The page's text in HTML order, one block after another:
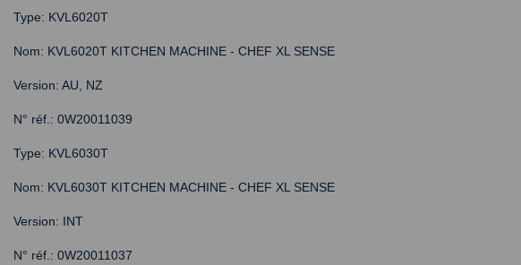
Type: KVL6020T
Nom: KVL6020T KITCHEN MACHINE - CHEF XL SENSE
Version: AU, NZ
N° réf.: 0W20011039
Type: KVL6030T
Nom: KVL6030T KITCHEN MACHINE - CHEF XL SENSE
Version: INT
N° réf.: 0W20011037